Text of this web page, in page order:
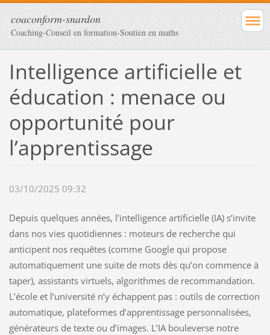
coaconform-snardon
Coaching-Conseil en formation-Soutien en maths
Intelligence artificielle et
éducation : menace ou
opportunité pour
l’apprentissage
03/10/2025 09:32
Depuis quelques années, l’intelligence artificielle (IA) s’invite
dans nos vies quotidiennes : moteurs de recherche qui
anticipent nos requêtes (comme Google qui propose
automatiquement une suite de mots dès qu’on commence à
taper), assistants virtuels, algorithmes de recommandation.
L’école et l’université n’y échappent pas : outils de correction
automatique, plateformes d’apprentissage personnalisées,
générateurs de texte ou d’images. L’IA bouleverse notre